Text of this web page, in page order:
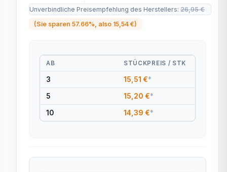
Unverbindliche Preisempfehlung des Herstellers: 26,95 €
(Sie sparen 57.66% , also 15,54 €)
AB STÜCKPREIS / STK
3 15,51 €*
5 15,20 €*
10 14,39 €*